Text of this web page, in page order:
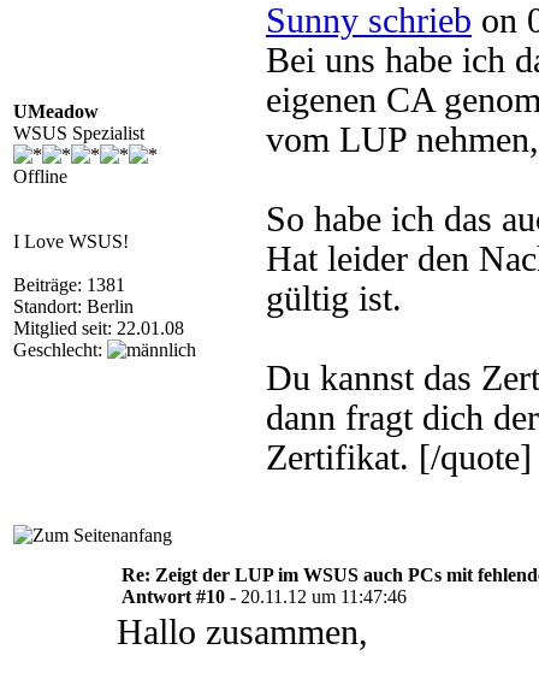
UMeadow
WSUS Spezialist
Offline
I Love WSUS!
Beiträge: 1381
Standort: Berlin
Mitglied seit: 22.01.08
Geschlecht:
Sunny schrieb on
Bei uns habe ich
eigenen CA
vom LUP
So habe ich das
Hat leider den
gültig ist.
Du kannst das
dann fragt dich
Zertifikat. [/quote]
Re: Zeigt der LUP im WSUS auch PCs mit
Antwort #10 - 20.11.12 um 11:47:46
Hallo zusammen,